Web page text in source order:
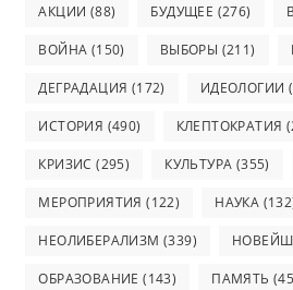
АКЦИИ (88) БУДУЩЕЕ (276)
ВОЙНА (150) ВЫБОРЫ (211)
ДЕГРАДАЦИЯ (172) ИДЕОЛОГИИ
ИСТОРИЯ (490) КЛЕПТОКРАТИЯ
КРИЗИС (295) КУЛЬТУРА (355)
МЕРОПРИЯТИЯ (122) НАУКА
НЕОЛИБЕРАЛИЗМ (339)
ОБРАЗОВАНИЕ (143) ПАМЯТЬ